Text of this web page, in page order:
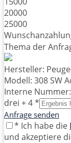
20000
25000
Thema der
Hersteller:
Modell: 308 SW
Interne
drei + 4 *
Anfrage senden
* Ich habe die
und akzeptiere